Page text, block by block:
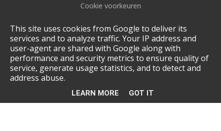
Cookie voorkeuren
Login
UP-TO-DATE WebDesign
This site uses cookies from Google to deliver its
services and to analyze traffic. Your IP address and
user-agent are shared with Google along with
performance and security metrics to ensure quality of
service, generate usage statistics, and to detect and
address abuse.
LEARN MORE GOT IT